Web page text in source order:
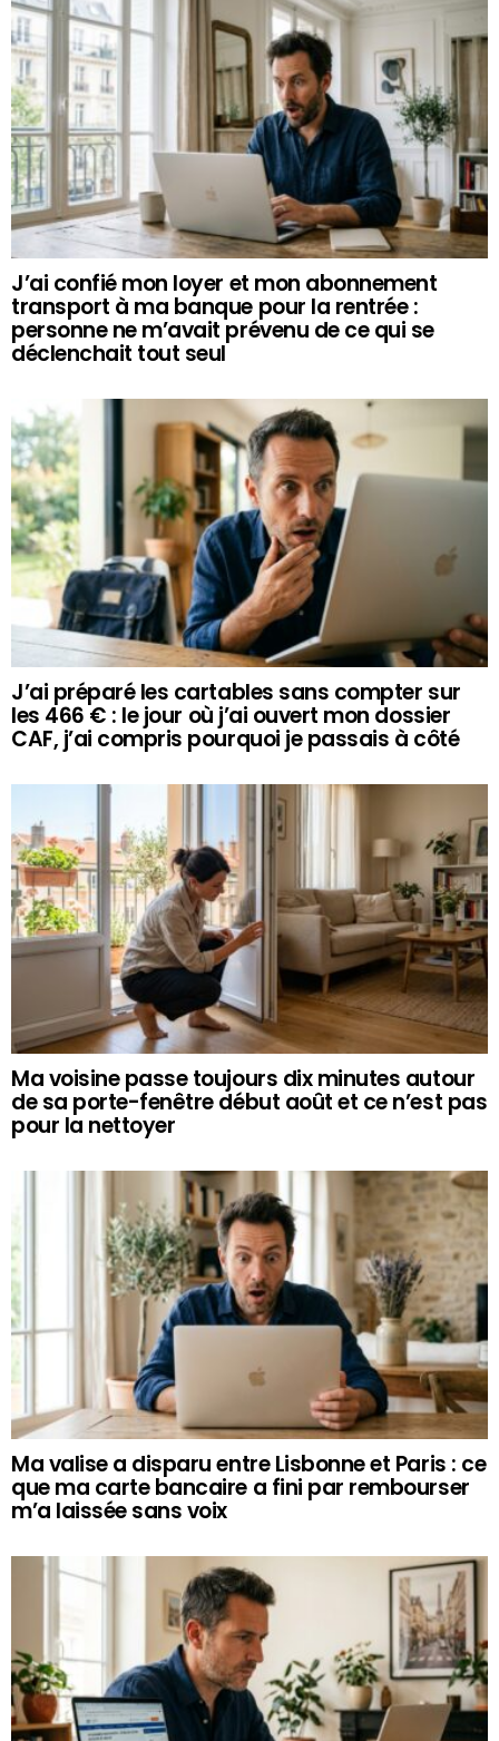
J’ai confié mon loyer et mon abonnement
transport à ma banque pour la rentrée :
personne ne m’avait prévenu de ce qui se
déclenchait tout seul
J’ai préparé les cartables sans compter sur
les 466 € : le jour où j’ai ouvert mon dossier
CAF, j’ai compris pourquoi je passais à côté
Ma voisine passe toujours dix minutes autour
de sa porte-fenêtre début août et ce n’est pas
pour la nettoyer
Ma valise a disparu entre Lisbonne et Paris : ce
que ma carte bancaire a fini par rembourser
m’a laissée sans voix